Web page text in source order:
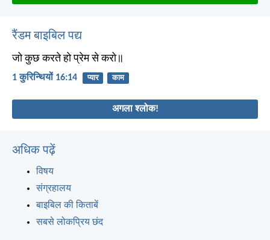
रैंडम बाइबिल पद्य
जो कुछ करते हो प्रेम से करो॥
1 कुरिन्थियों 16:14 प्यार काम
अगला श्लोक!
अधिक पढ़ें
विषय
संग्रहालय
बाइबिल की किताबें
सबसे लोकप्रिय छंद